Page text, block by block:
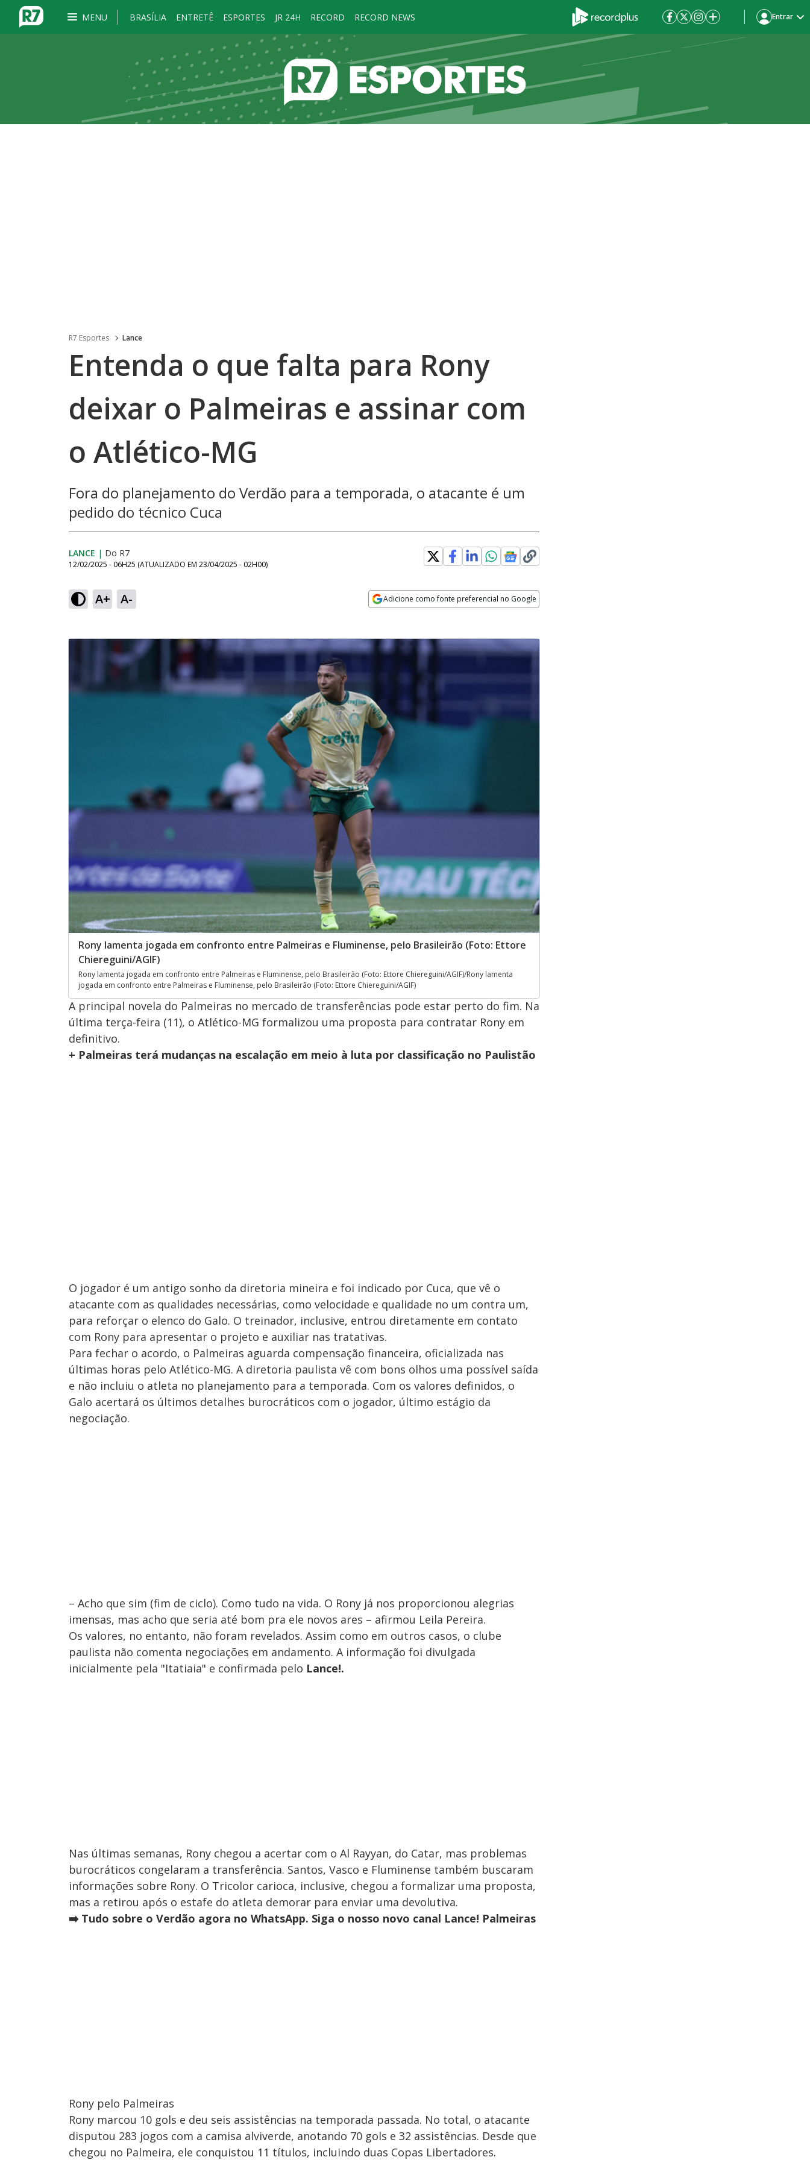
MENU BRASÍLIA ENTRETÊ ESPORTES JR 24H RECORD RECORD NEWS Entrar
R7 Esportes Lance
Entenda o que falta para Rony
deixar o Palmeiras e assinar com
o Atlético-MG
Fora do planejamento do Verdão para a temporada, o atacante é um
pedido do técnico Cuca
LANCE | Do R7
12/02/2025 - 06H25 (ATUALIZADO EM 23/04/2025 - 02H00)
A+ A- Adicione como fonte preferencial no Google
Rony lamenta jogada em confronto entre Palmeiras e Fluminense, pelo Brasileirão (Foto: Ettore
Chiereguini/AGIF)
Rony lamenta jogada em confronto entre Palmeiras e Fluminense, pelo Brasileirão (Foto: Ettore Chiereguini/AGIF)/Rony lamenta
jogada em confronto entre Palmeiras e Fluminense, pelo Brasileirão (Foto: Ettore Chiereguini/AGIF)
A principal novela do Palmeiras no mercado de transferências pode estar perto do fim. Na
última terça-feira (11), o Atlético-MG formalizou uma proposta para contratar Rony em
definitivo.
+ Palmeiras terá mudanças na escalação em meio à luta por classificação no Paulistão
O jogador é um antigo sonho da diretoria mineira e foi indicado por Cuca, que vê o
atacante com as qualidades necessárias, como velocidade e qualidade no um contra um,
para reforçar o elenco do Galo. O treinador, inclusive, entrou diretamente em contato
com Rony para apresentar o projeto e auxiliar nas tratativas.
Para fechar o acordo, o Palmeiras aguarda compensação financeira, oficializada nas
últimas horas pelo Atlético-MG. A diretoria paulista vê com bons olhos uma possível saída
e não incluiu o atleta no planejamento para a temporada. Com os valores definidos, o
Galo acertará os últimos detalhes burocráticos com o jogador, último estágio da
negociação.
– Acho que sim (fim de ciclo). Como tudo na vida. O Rony já nos proporcionou alegrias
imensas, mas acho que seria até bom pra ele novos ares – afirmou Leila Pereira.
Os valores, no entanto, não foram revelados. Assim como em outros casos, o clube
paulista não comenta negociações em andamento. A informação foi divulgada
inicialmente pela "Itatiaia" e confirmada pelo Lance!.
Nas últimas semanas, Rony chegou a acertar com o Al Rayyan, do Catar, mas problemas
burocráticos congelaram a transferência. Santos, Vasco e Fluminense também buscaram
informações sobre Rony. O Tricolor carioca, inclusive, chegou a formalizar uma proposta,
mas a retirou após o estafe do atleta demorar para enviar uma devolutiva.
➡️ Tudo sobre o Verdão agora no WhatsApp. Siga o nosso novo canal Lance! Palmeiras
Rony pelo Palmeiras
Rony marcou 10 gols e deu seis assistências na temporada passada. No total, o atacante
disputou 283 jogos com a camisa alviverde, anotando 70 gols e 32 assistências. Desde que
chegou no Palmeira, ele conquistou 11 títulos, incluindo duas Copas Libertadores.